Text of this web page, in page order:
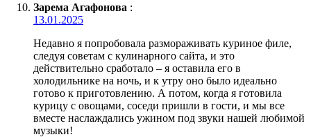
Зарема Агафонова :
13.01.2025
Недавно я попробовала размораживать куриное филе,
следуя советам с кулинарного сайта, и это
действительно сработало – я оставила его в
холодильнике на ночь, и к утру оно было идеально
готово к приготовлению. А потом, когда я готовила
курицу с овощами, соседи пришли в гости, и мы все
вместе наслаждались ужином под звуки нашей любимой
музыки!